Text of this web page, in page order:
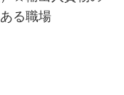
る職場